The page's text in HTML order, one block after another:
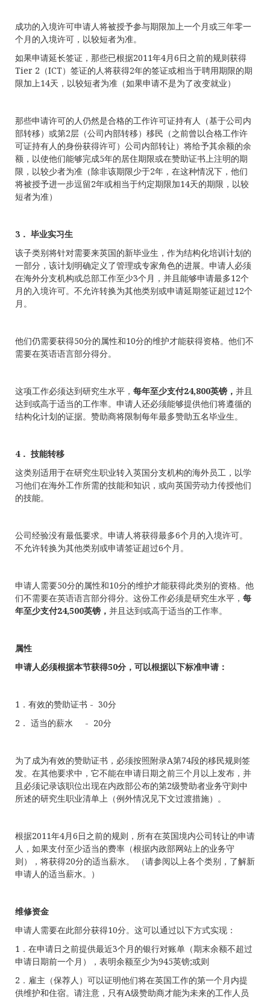
成功的入境许可申请人将被授予参与期限加上一个月或三年零一
个月的入境许可，以较短者为准。
如果申请延长签证，那些已根据2011年4月6日之前的规则获得
Tier 2（ICT）签证的人将获得2年的签证或相当于聘用期限的期
限加上14天，以较短者为准（如果申请不是为了改变就业）
那些申请许可的人仍然是合格的工作许可证持有人（基于公司内
部转移）或第2层（公司内部转移）移民（之前曾以合格工作许
可证持有人的身份获得许可）公司内部转让）将给予其余额的余
额，以使他们能够完成5年的居住期限或在赞助证书上注明的期
限，以较少者为准（除非该期限少于2年，在这种情况下，他们
将被授予进一步逗留2年或相当于约定期限加14天的期限，以较
短者为准）
3． 毕业实习生
该子类别将针对需要来英国的新毕业生，作为结构化培训计划的
一部分，该计划明确定义了管理或专家角色的进展。申请人必须
在海外分支机构或总部工作至少3个月，并且能够申请最多12个
月的入境许可。不允许转换为其他类别或申请延期签证超过12个
月。
他们仍需要获得50分的属性和10分的维护才能获得资格。他们不
需要在英语语言部分得分。
这项工作必须达到研究生水平， 每年至少支付24,800英镑 ， 并且
达到或高于适当的工作率。申请人还必须能够提供他们将遵循的
结构化计划的证据。赞助商将限制每年最多赞助五名毕业生。
4． 技能转移
这类别适用于在研究生职业转入英国分支机构的海外员工，以学
习他们在海外工作所需的技能和知识，或向英国劳动力传授他们
的技能。
公司经验没有最低要求。申请人将获得最多6个月的入境许可。
不允许转换为其他类别或申请签证超过6个月。
申请人需要50分的属性和10分的维护才能获得此类别的资格。他
们不需要在英语语言部分得分。这份工作必须是研究生水平， 每
年至少支付24,500英镑 ， 并且达到或高于适当的工作率。
属性
申请人必须根据本节获得50分，可以根据以下标准申请：
1．有效的赞助证书 - 30分
2． 适当的薪水 - 20分
为了成为有效的赞助证书，必须按照附录A第74段的移民规则签
发。在其他要求中，它不能在申请日期之前三个月以上发布，并
且必须记录该职位出现在内政部公布的第2级赞助者业务守则中
所述的研究生职业清单上（例外情况见下文过渡措施）。
根据2011年4月6日之前的规则，所有在英国境内公司转让的申请
人，如果支付至少适当的费率（根据内政部网站上的业务守
则），将获得20分的适当薪水。 （请参阅以上各个类别，了解新
申请人的适当薪水。）
维修资金
申请人需要在此部分获得10分。这可以通过以下方式实现：
1．在申请日之前提供最近3个月的银行对账单（期末余额不超过
申请日期前一个月），表明余额至少为945英镑;或则
2．雇主（保荐人）可以证明他们将在英国工作的第一个月内提
供维护和住宿。请注意，只有A级赞助商才能为未来的工作人员